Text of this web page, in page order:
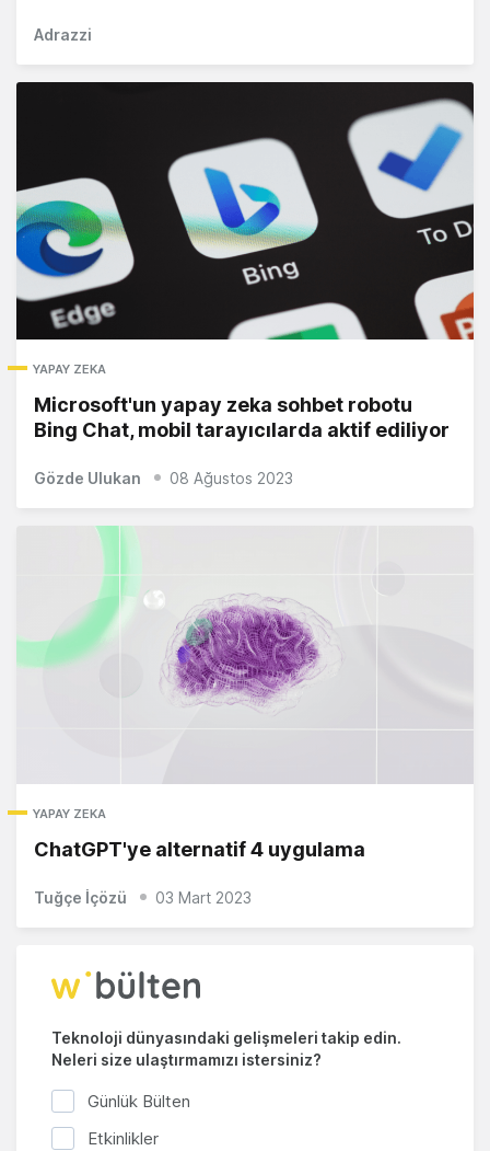
Adrazzi
YAPAY ZEKA
Microsoft'un yapay zeka sohbet robotu
Bing Chat, mobil tarayıcılarda aktif ediliyor
Gözde Ulukan 08 Ağustos 2023
YAPAY ZEKA
ChatGPT'ye alternatif 4 uygulama
Tuğçe İçözü 03 Mart 2023
Teknoloji dünyasındaki gelişmeleri takip edin.
Neleri size ulaştırmamızı istersiniz?
Günlük Bülten
Etkinlikler